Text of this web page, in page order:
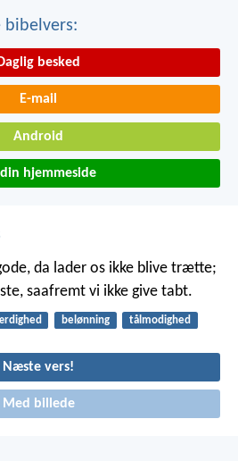
bibelvers:
Daglig besked
E-mail
Android
hjemmeside
da lader os ikke blive trætte;
saafremt vi ikke give tabt.
belønning tålmodighed
Næste vers!
Med billede